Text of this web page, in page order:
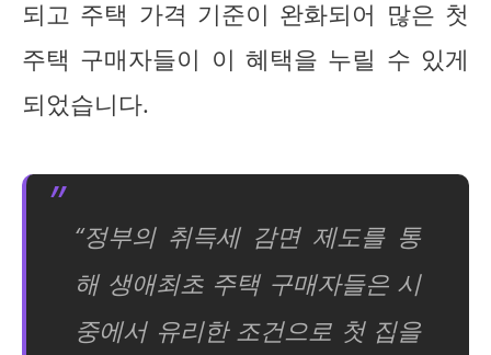
되고 주택 가격 기준이 완화되어 많은 첫
주택 구매자들이 이 혜택을 누릴 수 있게
되었습니다.
“정부의 취득세 감면 제도를 통
해 생애최초 주택 구매자들은 시
중에서 유리한 조건으로 첫 집을